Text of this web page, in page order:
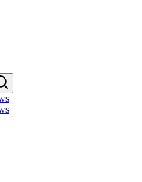
Search
Gempur
News
Gempur